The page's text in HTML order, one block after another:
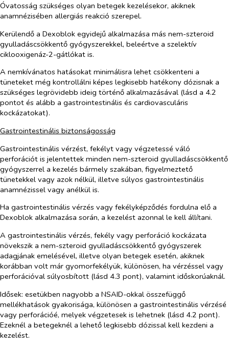
Óvatosság szükséges olyan betegek kezelésekor, akiknek
anamnézisében allergiás reakció szerepel.
Kerülendő a Dexoblok egyidejű alkalmazása más nem-szteroid
gyulladáscsökkentő gyógyszerekkel, beleértve a szelektív
ciklooxigenáz-2-gátlókat is.
A nemkívánatos hatásokat minimálisra lehet csökkenteni a
tüneteket még kontrollálni képes legkisebb hatékony dózisnak a
szükséges legrövidebb ideig történő alkalmazásával (lásd a 4.2
pontot és alább a gastrointestinális és cardiovasculáris
kockázatokat).
Gastrointestinális biztonságosság
Gastrointestinális vérzést, fekélyt vagy végzetessé váló
perforációt is jelentettek minden nem-szteroid gyulladáscsökkentő
gyógyszerrel a kezelés bármely szakában, figyelmeztető
tünetekkel vagy azok nélkül, illetve súlyos gastrointestinális
anamnézissel vagy anélkül is.
Ha gastrointestinális vérzés vagy fekélyképződés fordulna elő a
Dexoblok alkalmazása során, a kezelést azonnal le kell állítani.
A gastrointestinális vérzés, fekély vagy perforáció kockázata
növekszik a nem-szteroid gyulladáscsökkentő gyógyszerek
adagjának emelésével, illetve olyan betegek esetén, akiknek
korábban volt már gyomorfekélyük, különösen, ha vérzéssel vagy
perforációval súlyosbított (lásd 4.3 pont), valamint időskorúaknál.
Idősek: esetükben nagyobb a NSAID-okkal összefüggő
mellékhatások gyakorisága, különösen a gastrointestinális vérzésé
vagy perforációé, melyek végzetesek is lehetnek (lásd 4.2 pont).
Ezeknél a betegeknél a lehető legkisebb dózissal kell kezdeni a
kezelést.